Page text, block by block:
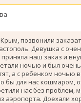
позвонили
Девушка с
приняла наш заказ и
ночью и был
а с ребенком ночью
бы для нас кошмаром,
нас без проблем,
аэропорта. Доехали